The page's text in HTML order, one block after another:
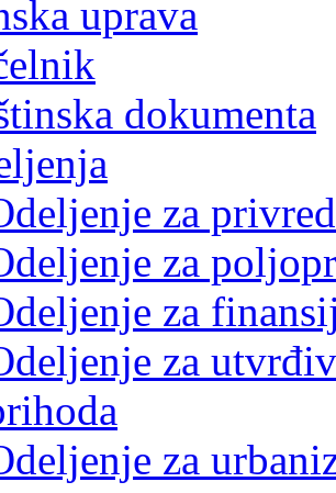
uprava
dokumenta
za
za
za
za
za